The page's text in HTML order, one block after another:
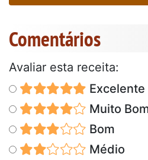
Comentários
Avaliar esta receita:
Excelente
Muito
Bom
Médio